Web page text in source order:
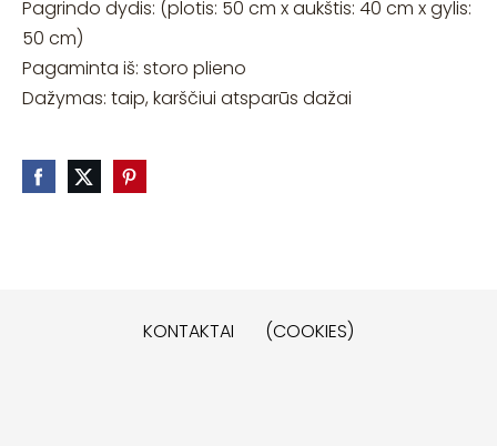
Pagrindo dydis: (plotis: 50 cm x aukštis: 40 cm x gylis:
50 cm)
Pagaminta iš: storo plieno
Dažymas: taip, karščiui atsparūs dažai
KONTAKTAI (COOKIES)